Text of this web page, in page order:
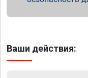
Ваши действия: